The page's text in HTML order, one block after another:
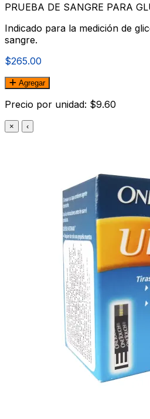
PRUEBA DE SANGRE PARA
Indicado para la medición de
sangre.
$265.00
Agregar
Precio por unidad: $9.60
× ‹